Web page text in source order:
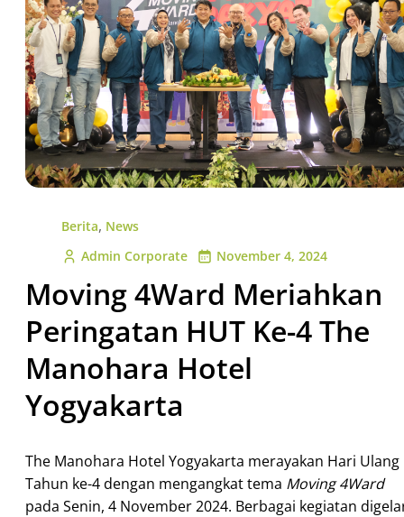
Berita, News
Admin Corporate
November 4, 2024
Moving 4Ward Meriahkan
Peringatan HUT Ke-4 The
Manohara Hotel
Yogyakarta
The Manohara Hotel Yogyakarta merayakan Hari Ulang
Tahun ke-4 dengan mengangkat tema Moving 4Ward
pada Senin, 4 November 2024. Berbagai kegiatan